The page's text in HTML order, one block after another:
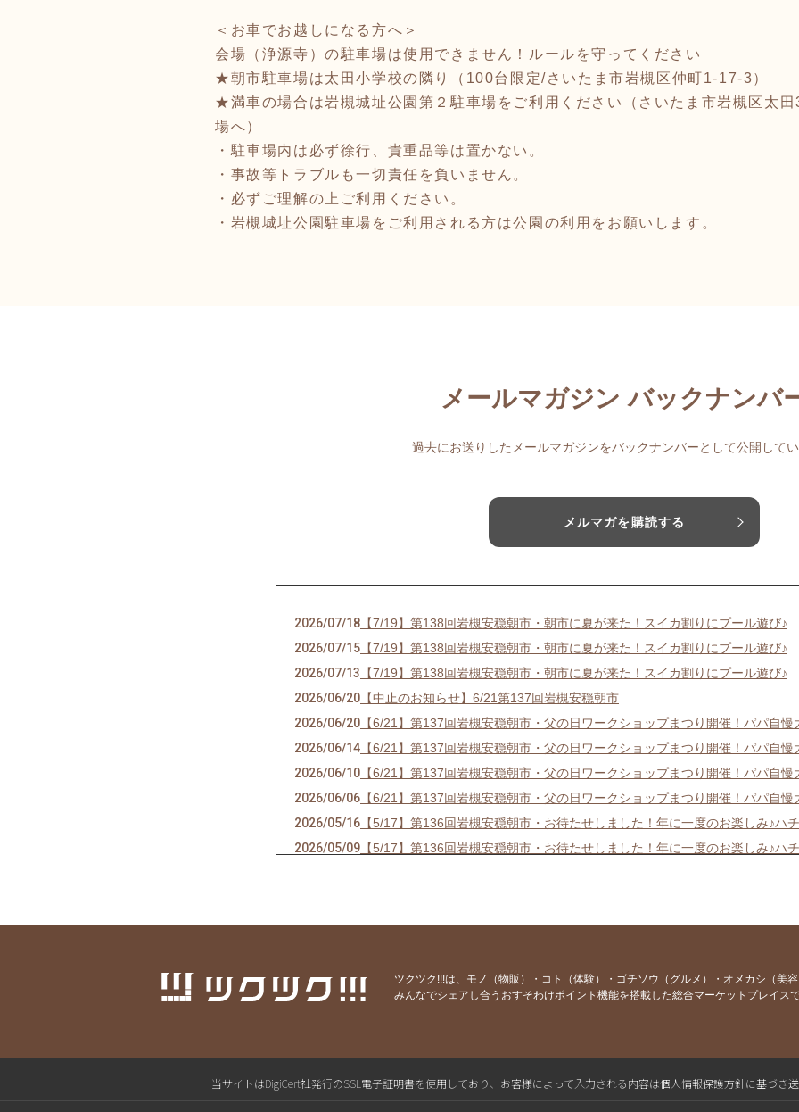
＜お車でお越しになる方へ＞
会場（浄源寺）の駐車場は使用できません！ルールを守ってください
★朝市駐車場は太田小学校の隣り（100台限定/さいたま市岩槻区仲町1-17-3）
★満車の場合は岩槻城址公園第２駐車場をご利用ください（さいたま市岩槻区太
場へ）
・駐車場内は必ず徐行、貴重品等は置かない。
・事故等トラブルも一切責任を負いません。
・必ずご理解の上ご利用ください。
・岩槻城址公園駐車場をご利用される方は公園の利用をお願いします。
メールマガジン バックナンバ
過去にお送りしたメールマガジンをバックナンバーとして公開して
メルマガを購読する
2026/07/18 【7/19】第138回岩槻安穏朝市・朝市に夏が来た！スイカ割りにプール遊び♪
2026/07/15 【7/19】第138回岩槻安穏朝市・朝市に夏が来た！スイカ割りにプール遊び♪
2026/07/13 【7/19】第138回岩槻安穏朝市・朝市に夏が来た！スイカ割りにプール遊び♪
2026/06/20 【中止のお知らせ】6/21第137回岩槻安穏朝市
2026/06/20 【6/21】第137回岩槻安穏朝市・父の日ワークショップまつり開催！パパ自
2026/06/14 【6/21】第137回岩槻安穏朝市・父の日ワークショップまつり開催！パパ自
2026/06/10 【6/21】第137回岩槻安穏朝市・父の日ワークショップまつり開催！パパ自
2026/06/06 【6/21】第137回岩槻安穏朝市・父の日ワークショップまつり開催！パパ自
2026/05/16 【5/17】第136回岩槻安穏朝市・お待たせしました！年に一度のお楽しみ♪ハ
2026/05/09 【5/17】第136回岩槻安穏朝市・お待たせしました！年に一度のお楽しみ♪ハ
2026/04/17【4/19】第135回岩槻安穏朝市はワークショップ・電動ろくろ体験も子どもま
【変更あります！ご注意ください！】第134回岩槻安穏朝市
2026/03/14 【3/15】第134回岩槻安穏朝市〜浄源寺の枝垂れ桜も見頃です♪さくらまつり
ツクツク!!!は、モノ（物販）・コト（体験）・ゴチソウ（グルメ）・オメカシ（美
みんなでシェアし合うおすそわけポイント機能を搭載した総合マーケットプレイス
当サイトはDigiCert社発行のSSL電子証明書を使用しており、お客様によって入力される内容は個人情報保護方針に基づき